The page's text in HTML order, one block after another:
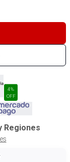
4%
OFF
Regiones